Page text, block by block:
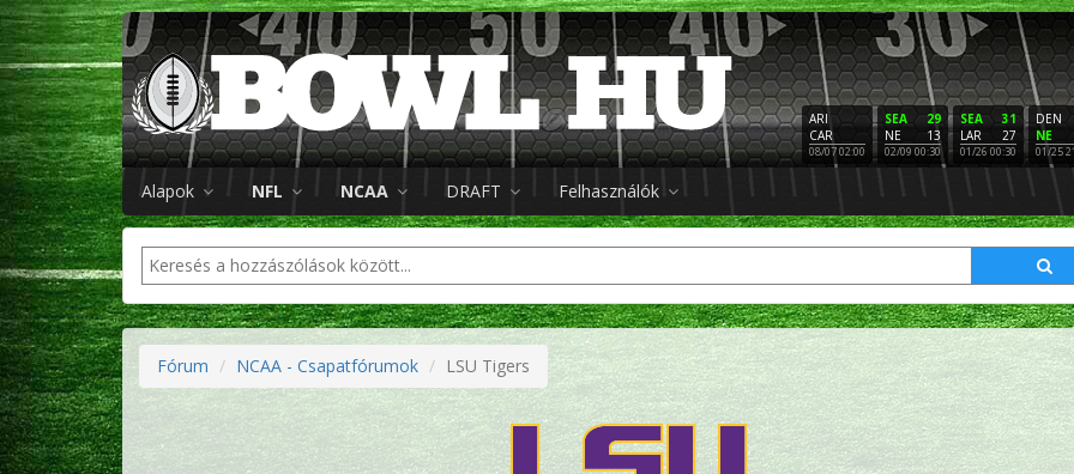
ARI
CAR
08/07 02:00
29
SEA
13
NE
02/09 00:30
31
SEA
27
LAR
01/26 00:30
DEN
NE
01/25
Alapok NFL NCAA DRAFT Felhasználók
Fórum NCAA - Csapatfórumok LSU Tigers